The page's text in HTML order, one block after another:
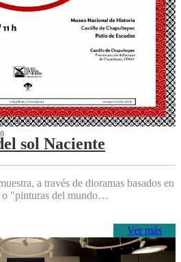
sol Naciente
a través de dioramas basados en
o "pinturas del mundo…
Ver más